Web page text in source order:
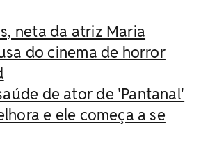
neta da atriz Maria
do cinema de horror
de ator de 'Pantanal'
e ele começa a se